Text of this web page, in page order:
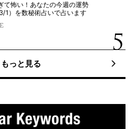
て怖い！あなたの今週の運勢
1）を数秘術占いで占います
もっと見る